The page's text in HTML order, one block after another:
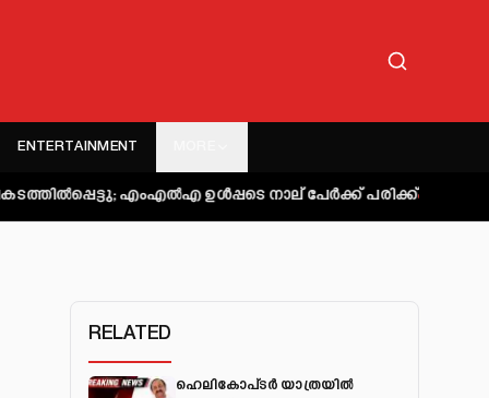
ENTERTAINMENT
എംഎല്‍എ ഉള്‍പ്പടെ നാല് പേര്‍ക്ക് പരിക്ക് കുറ്റിപ്പുറം ബസ്
RELATED
ഹെലികോപ്ടർ യാത്രയിൽ